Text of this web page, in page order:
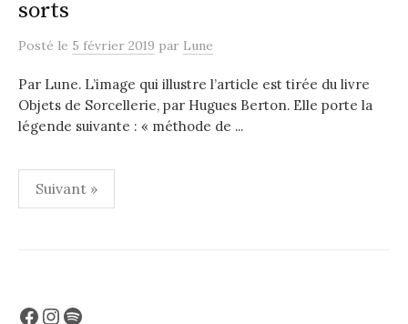
sorts
Posté le 5 février 2019 par Lune
Par Lune. L’image qui illustre l’article est tirée du livre
Objets de Sorcellerie, par Hugues Berton. Elle porte la
légende suivante : « méthode de ...
Pagination
des
Suivant »
Facebook
Instagram
Spotify